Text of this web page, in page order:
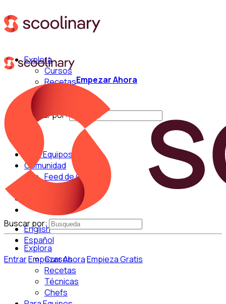
Explora
Cursos
Recetas
Buscar por:
Para Equipos
Comunidad
Feed de Cocina
English
Español
EntrarEmpezar AhoraEmpieza Gratis
Empezar Ahora
Buscar por:
Explora
Cursos
Recetas
Técnicas
Chefs